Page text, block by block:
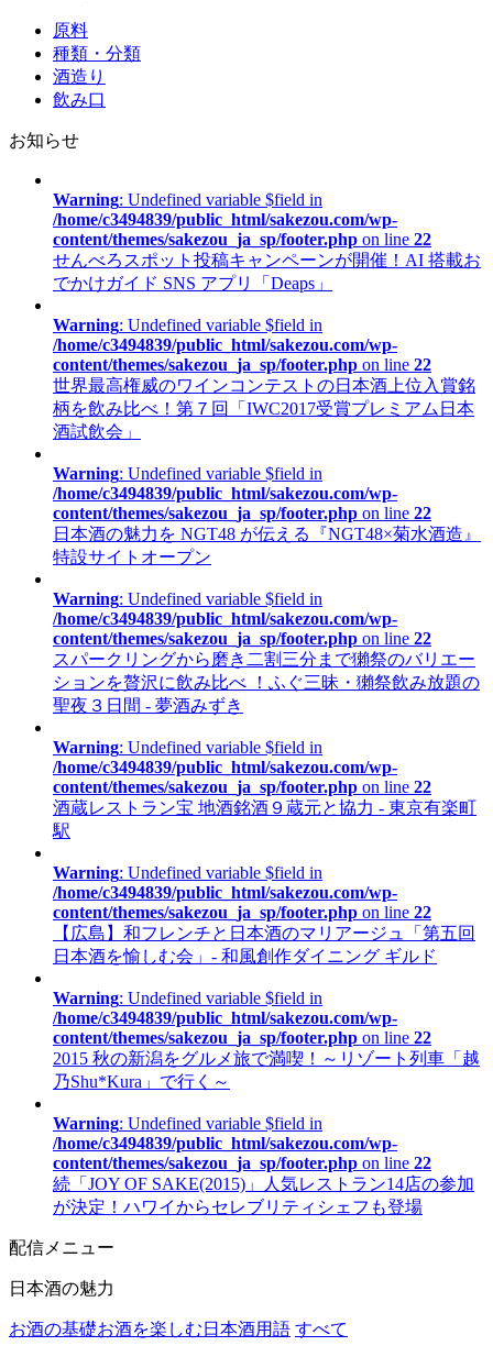
原料
種類・分類
酒造り
飲み口
お知らせ
Warning: Undefined variable $field in
/home/c3494839/public_html/sakezou.com/wp-
content/themes/sakezou_ja_sp/footer.php on line 22
せんべろスポット投稿キャンペーンが開催！AI 搭載お
でかけガイド SNS アプリ「Deaps」
Warning: Undefined variable $field in
/home/c3494839/public_html/sakezou.com/wp-
content/themes/sakezou_ja_sp/footer.php on line 22
世界最高権威のワインコンテストの日本酒上位入賞銘
柄を飲み比べ！第７回「IWC2017受賞プレミアム日本
酒試飲会」
Warning: Undefined variable $field in
/home/c3494839/public_html/sakezou.com/wp-
content/themes/sakezou_ja_sp/footer.php on line 22
日本酒の魅力を NGT48 が伝える『NGT48×菊水酒造』
特設サイトオープン
Warning: Undefined variable $field in
/home/c3494839/public_html/sakezou.com/wp-
content/themes/sakezou_ja_sp/footer.php on line 22
スパークリングから磨き二割三分まで獺祭のバリエー
ションを贅沢に飲み比べ ！ふぐ三昧・獺祭飲み放題の
聖夜３日間 - 夢酒みずき
Warning: Undefined variable $field in
/home/c3494839/public_html/sakezou.com/wp-
content/themes/sakezou_ja_sp/footer.php on line 22
酒蔵レストラン宝 地酒銘酒９蔵元と協力 - 東京有楽町
駅
Warning: Undefined variable $field in
/home/c3494839/public_html/sakezou.com/wp-
content/themes/sakezou_ja_sp/footer.php on line 22
【広島】和フレンチと日本酒のマリアージュ「第五回
日本酒を愉しむ会」- 和風創作ダイニング ギルド
Warning: Undefined variable $field in
/home/c3494839/public_html/sakezou.com/wp-
content/themes/sakezou_ja_sp/footer.php on line 22
2015 秋の新潟をグルメ旅で満喫！～リゾート列車「越
乃Shu*Kura」で行く～
Warning: Undefined variable $field in
/home/c3494839/public_html/sakezou.com/wp-
content/themes/sakezou_ja_sp/footer.php on line 22
続「JOY OF SAKE(2015)」人気レストラン14店の参加
が決定！ハワイからセレブリティシェフも登場
配信メニュー
日本酒の魅力
お酒の基礎お酒を楽しむ 日本酒用語 すべて